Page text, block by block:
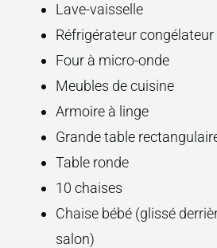
Lave-vaisselle
Réfrigérateur congélateur
Four à micro-onde
Meubles de cuisine
Armoire à linge
Grande table
Table ronde
10 chaises
Chaise bébé (glissé
salon)